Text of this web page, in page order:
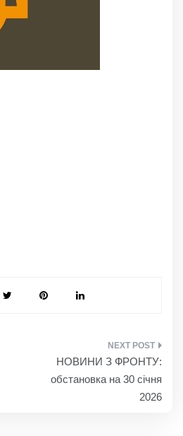
НОВИНИ З ФРОНТУ:
обстановка на 30 січня
2026